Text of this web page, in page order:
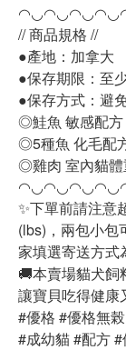
// 商品規格 //
●產地：加拿大
●保存期限：至
●保存方式：避
◎鮭魚 敏感配
◎5種魚 化毛配
◎雞肉 室內貓體
✨下單前請注意
(lbs)，兩包小包
家填選寄送方式
🚚本賣場貓犬飼
讓寶貝吃得健康
#優格 #優格無
#成幼貓 #配方